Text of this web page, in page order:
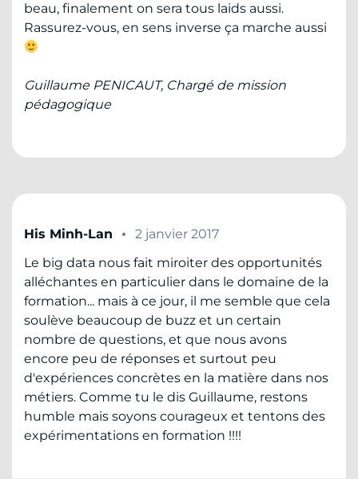
beau, finalement on sera tous laids aussi.
Rassurez-vous, en sens inverse ça marche aussi
Guillaume PENICAUT, Chargé de mission
pédagogique
His Minh-Lan
2 janvier 2017
Le big data nous fait miroiter des opportunités
alléchantes en particulier dans le domaine de la
formation... mais à ce jour, il me semble que cela
soulève beaucoup de buzz et un certain
nombre de questions, et que nous avons
encore peu de réponses et surtout peu
d'expériences concrètes en la matière dans nos
métiers. Comme tu le dis Guillaume, restons
humble mais soyons courageux et tentons des
expérimentations en formation !!!!